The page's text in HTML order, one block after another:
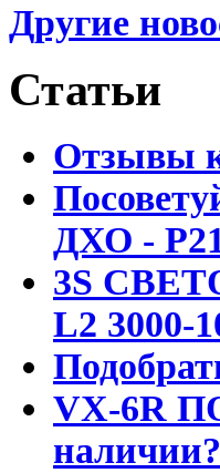
Другие
Статьи
Отзывы
ДХО -
3S
L2 3000-
VX-6R
наличии?